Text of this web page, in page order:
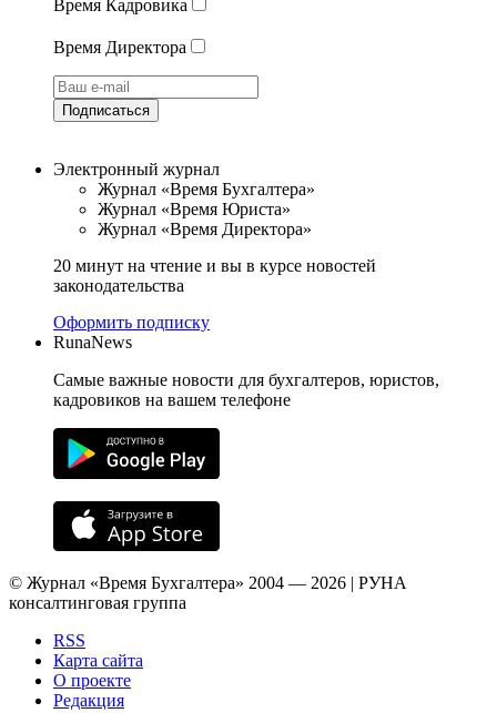
Время Кадровика
Время Директора
Подписаться
Электронный журнал
Журнал «Время Бухгалтера»
Журнал «Время Юриста»
Журнал «Время Директора»
20 минут на чтение и вы в курсе новостей
законодательства
Оформить подписку
RunaNews
Самые важные новости для бухгалтеров, юристов,
кадровиков на вашем телефоне
© Журнал «Время Бухгалтера» 2004 — 2026 | РУНА
консалтинговая группа
RSS
Карта сайта
О проекте
Редакция